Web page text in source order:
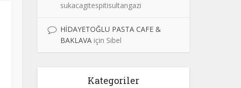
sukacagitespitisultangazi
HİDAYETOĞLU PASTA CAFE &
BAKLAVA için Sibel
Kategoriler